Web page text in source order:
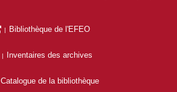
Bibliothèque de l'EFEO
Inventaires des archives
Catalogue de la bibliothèque